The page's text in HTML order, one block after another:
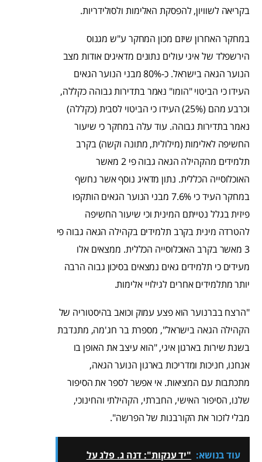
בקריאה לשוויון, להפסקת האלימות ולסולידריות.
במחקר האחרון שיזם מכון המחקר ע"ש מגנוס
הירשפלד של איגי עולים נתונים מדאיגים אודות מצב
הנוער הגאה בישראל. כ-80% מבני הנוער הגאים
העידו כי הביטוי "הומו" נאמר בתדירות גבוהה כקללה,
וכרבע מהם (25%) העידו כי הביטוי לסבית (כקללה)
נאמר בתדירות גבוהה. עוד עלה במחקר כי שיעור
החשיפה לאלימות (מילולית, מתונה וקשה) בקרב
תלמידים מהקהילה הגאה גבוה פי 2 מאשר
האוכלוסייה הכללית. נתון מדאיג נוסף אשר נחשף
במחקר העיד כי 7.6% מבני הנוער הגאים הותקפו
פיזית בגלל נטייתם המינית וכי שיעור החשיפה
להטרדה מינית בקרב תלמידים בקהילה הגאה גבוה פי
3 מאשר בקרב האוכלוסייה הכללית. ממצאים אלו
מעידים כי תלמידים גאים נמצאים בסיכון גבוה הרבה
יותר מתלמידים אחרים לגילויי אלימות.
"הרצח בברנוער הוא פצע עמוק וכואב בהיסטוריה של
הקהילה הגאה בישראל", מספרת בר חג'מה, מתנדבת
בשנת שירות בארגון איגי, "הוא עיצב את האופן בו
אנחנו, חניכות ומדריכות בארגון הנוער הגאה,
מתכתבות עם המציאות. אי אפשר לספר את הסיפור
שלנו, הסיפור האישי, החברתי, הקהילתי והחינוכי,
מבלי לזכור את הקורבנות של הפרשה".
עוד בנושא: "יד ענקות": דנה ג. פלג על